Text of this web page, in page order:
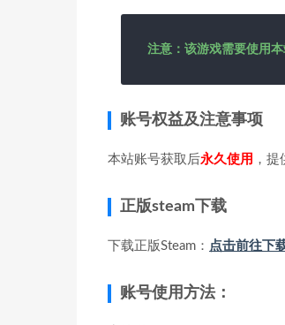
账号权益及注意事项
本站账号获取后永久使用 ，
正版steam下载
下载正版Steam： 点击前往下
账号使用方法：